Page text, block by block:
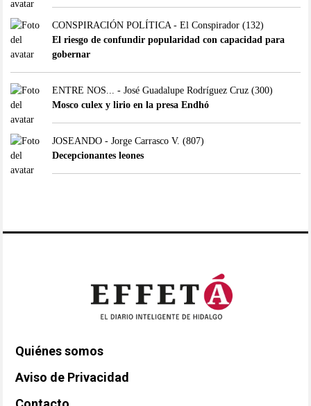
CONSPIRACIÓN POLÍTICA - El Conspirador(132)
El riesgo de confundir popularidad con capacidad para
gobernar
ENTRE NOS... - José Guadalupe Rodríguez Cruz(300)
Mosco culex y lirio en la presa Endhó
JOSEANDO - Jorge Carrasco V. (807)
Decepcionantes leones
Quiénes somos
Aviso de Privacidad